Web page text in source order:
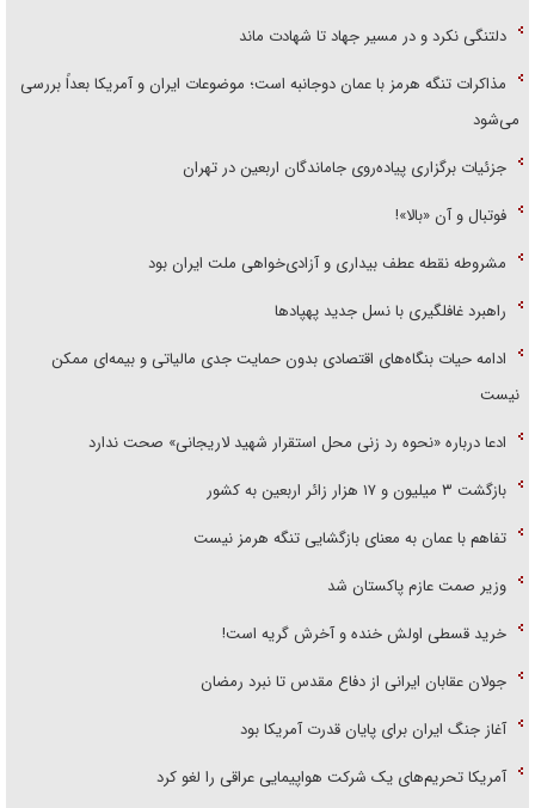
دلتنگی نکرد و در مسیر جهاد تا شهادت ماند
مذاکرات تنگه هرمز با عمان دوجانبه است؛ موضوعات ایران و آمریکا بعداً بررسی
می‌شود
جزئیات برگزاری پیاده‌روی جاماندگان اربعین در تهران
فوتبال و آن «بالا»!
مشروطه نقطه عطف بیداری و آزادی‌خواهی ملت ایران بود
راهبرد غافلگیری با نسل جدید پهپاد‌ها
ادامه حیات بنگاه‌های اقتصادی بدون حمایت جدی مالیاتی و بیمه‌ای ممکن
نیست
ادعا درباره «نحوه رد زنی محل استقرار شهید لاریجانی» صحت ندارد
بازگشت ۳ میلیون و ۱۷ هزار زائر اربعین به کشور
تفاهم با عمان به معنای بازگشایی تنگه هرمز نیست
وزیر صمت عازم پاکستان شد
خرید قسطی اولش خنده و آخرش گریه است!
جولان عقابان ایرانی از دفاع مقدس تا نبرد رمضان
آغاز جنگ ایران برای پایان قدرت آمریکا بود
آمریکا تحریم‌های یک شرکت هواپیمایی عراقی را لغو کرد